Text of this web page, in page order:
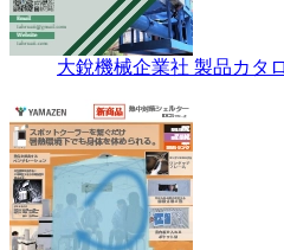
大銳機械企業社 製品カタ